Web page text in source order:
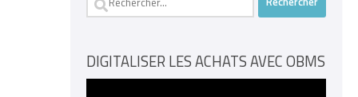
DIGITALISER LES ACHATS AVEC OBMS